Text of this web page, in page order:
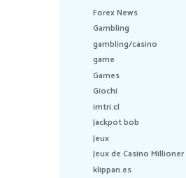
Forex News
Gambling
gambling/casino
game
Games
Giochi
imtri.cl
Jackpot bob
Jeux
Jeux de Casino Millioner
klippan.es